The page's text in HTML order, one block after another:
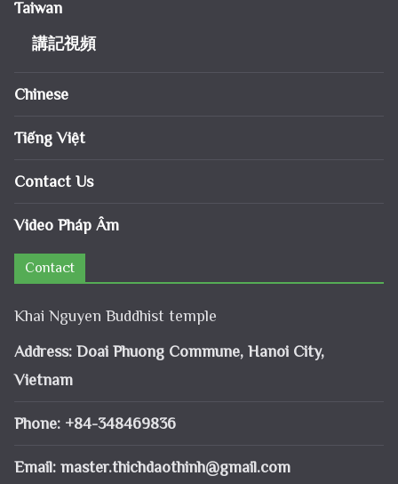
Taiwan
講記視頻
Chinese
Tiếng Việt
Contact Us
Video Pháp Âm
Contact
Khai Nguyen Buddhist temple
Address: Doai Phuong Commune, Hanoi City,
Vietnam
Phone: +84-348469836
Email: master.thichdaothinh@gmail.com